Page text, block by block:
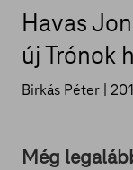
Havas
új Trónok
Birkás Péter |
Még